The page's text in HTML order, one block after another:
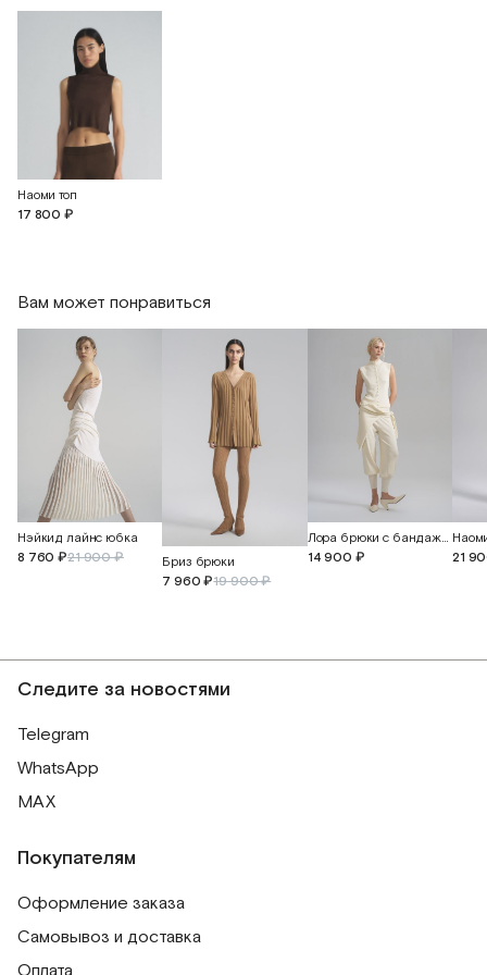
Наоми топ
17 800 ₽
Вам может понравиться
Нэйкид лайнс юбка
8 760 ₽21 900 ₽
Бриз брюки
7 960 ₽19 900 ₽
Лора брюки с бандажным поясом и манжетами
14 900 ₽
21
Следите за новостями
Telegram
WhatsApp
MAX
Покупателям
Оформление заказа
Самовывоз и доставка